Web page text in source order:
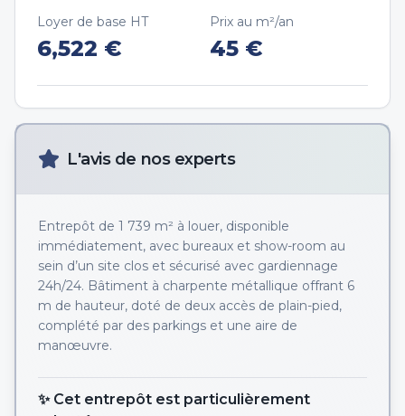
Loyer de base HT
6,522 €
Prix au m²/an
45 €
L'avis de nos experts
Entrepôt de 1 739 m² à louer, disponible
immédiatement, avec bureaux et show-room au
sein d’un site clos et sécurisé avec gardiennage
24h/24. Bâtiment à charpente métallique offrant 6
m de hauteur, doté de deux accès de plain-pied,
complété par des parkings et une aire de
manœuvre.
✨ Cet entrepôt est particulièrement